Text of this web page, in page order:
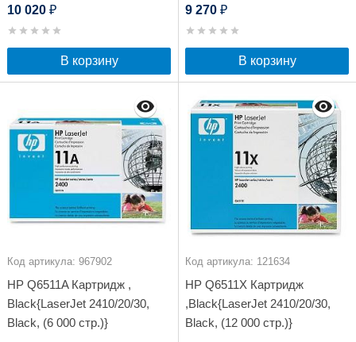
10 020 ₽
В корзину
9 270 ₽
В корзину
Код артикула: 967902
HP Q6511A Картридж ,
Black{LaserJet 2410/20/30,
Black, (6 000 стр.)}
Код артикула: 121634
HP Q6511X Картридж
,Black{LaserJet 2410/20/30,
Black, (12 000 стр.)}